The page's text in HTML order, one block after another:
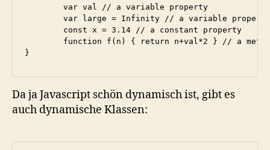
}
Da ja Javascript schön dynamisch ist, gibt es
auch dynamische Klassen: